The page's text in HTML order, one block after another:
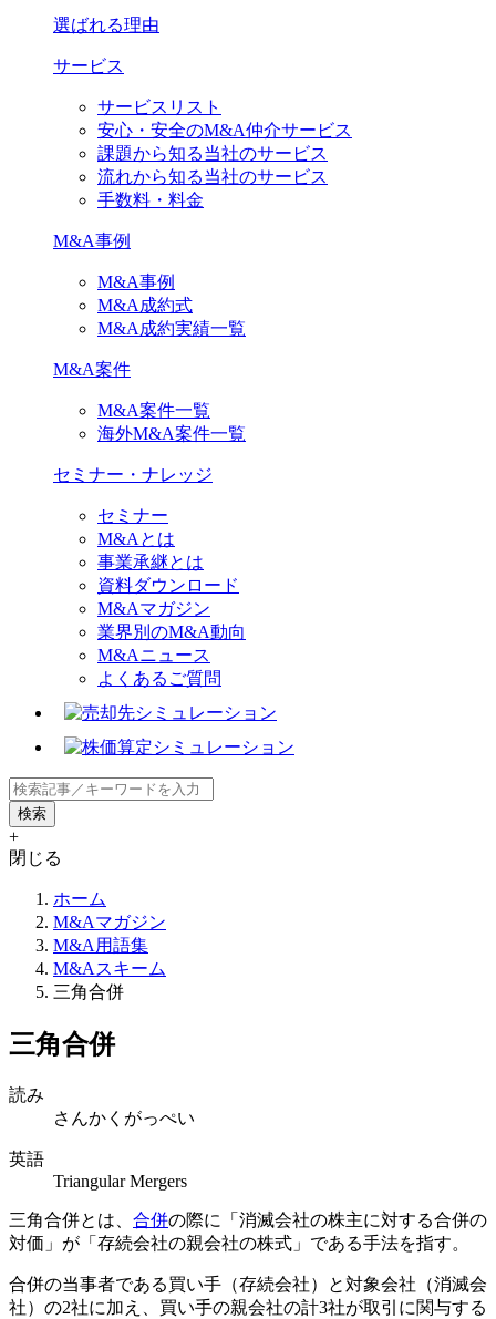
選ばれる理由
サービス
サービスリスト
安心・安全のM&A仲介サービス
課題から知る当社のサービス
流れから知る当社のサービス
手数料・料金
M&A事例
M&A事例
M&A成約式
M&A成約実績一覧
M&A案件
M&A案件一覧
海外M&A案件一覧
セミナー・ナレッジ
セミナー
M&Aとは
事業承継とは
資料ダウンロード
M&Aマガジン
業界別のM&A動向
M&Aニュース
よくあるご質問
+
閉じる
ホーム
M&Aマガジン
M&A用語集
M&Aスキーム
三角合併
三角合併
読み
さんかくがっぺい
英語
Triangular Mergers
三角合併とは、 合併の際に「消滅会社の株主に対する合併の
対価」が「存続会社の親会社の株式」である手法を指す。
合併の当事者である買い手（存続会社）と対象会社（消滅会
社）の2社に加え、買い手の親会社の計3社が取引に関与する